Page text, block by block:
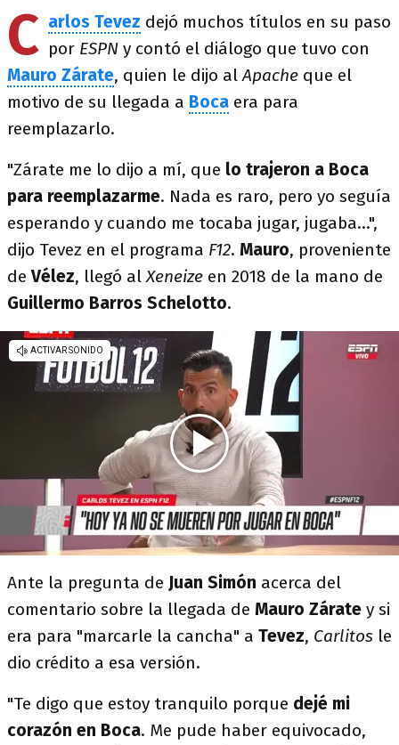
C arlos Tevez dejó muchos títulos en su paso
por ESPN y contó el diálogo que tuvo con
Mauro Zárate, quien le dijo alApache que el
motivo de su llegada a Boca era para
reemplazarlo.
"Zárate me lo dijo a mí, que lo trajeron a Boca
para reemplazarme. Nada es raro, pero yo seguía
esperando y cuando me tocaba jugar, jugaba...",
dijo Tevez en el programa F12. Mauro, proveniente
deVélez, llegó alXeneize en 2018 de la mano de
Guillermo Barros Schelotto.
Ante la pregunta de Juan Simón acerca del
comentario sobre la llegada de Mauro Zárate y si
era para "marcarle la cancha" a Tevez, Carlitos le
dio crédito a esa versión.
"Te digo que estoy tranquilo porque dejé mi
corazón en Boca. Me pude haber equivocado,